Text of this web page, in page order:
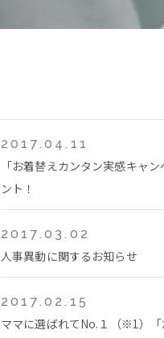
2017.04.11
「お着替えカンタン実感キャ
ント！
2017.03.02
人事異動に関するお知らせ
2017.02.15
ママに選ばれてNo.１（※1）